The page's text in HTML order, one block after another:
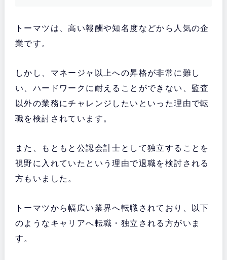
トーマツは、高い報酬や知名度などから人気の企
業です。
しかし、マネージャ以上への昇格が非常に難し
い、ハードワークに耐えることができない、監査
以外の業務にチャレンジしたいといった理由で転
職を検討されています。
また、もともと公認会計士として独立することを
視野に入れていたという理由で退職を検討される
方もいました。
トーマツから幅広い業界へ転職されており、以下
のようなキャリアへ転職・独立される方がいま
す。